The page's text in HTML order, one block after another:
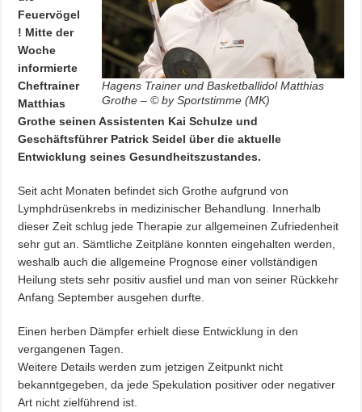
Hagens Trainer und Basketballidol Matthias
Grothe – © by Sportstimme (MK)
Feuervögel
! Mitte der
Woche
informierte
Cheftrainer
Matthias
Grothe seinen Assistenten Kai Schulze und
Geschäftsführer Patrick Seidel über die aktuelle
Entwicklung seines Gesundheitszustandes.
Seit acht Monaten befindet sich Grothe aufgrund von
Lymphdrüsenkrebs in medizinischer Behandlung. Innerhalb
dieser Zeit schlug jede Therapie zur allgemeinen Zufriedenheit
sehr gut an. Sämtliche Zeitpläne konnten eingehalten werden,
weshalb auch die allgemeine Prognose einer vollständigen
Heilung stets sehr positiv ausfiel und man von seiner Rückkehr
Anfang September ausgehen durfte.
Einen herben Dämpfer erhielt diese Entwicklung in den
vergangenen Tagen.
Weitere Details werden zum jetzigen Zeitpunkt nicht
bekanntgegeben, da jede Spekulation positiver oder negativer
Art nicht zielführend ist.